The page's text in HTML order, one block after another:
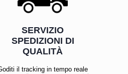
SERVIZIO
SPEDIZIONI DI
QUALITÀ
il tracking in tempo reale